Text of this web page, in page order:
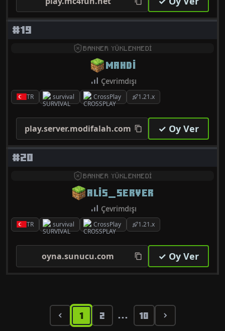
#19
BANNER YÜKLENMEDİ
TR survival CrossPlay 1.21.x
MAHDI
Çevrimdışı
play.server.modifalah.com ✓ Oy Ver
#20
BANNER YÜKLENMEDİ
TR survival CrossPlay 1.21.x
ALIS_SERVER
Çevrimdışı
oyna.sunucu.com ✓ Oy Ver
1 2 ... 10